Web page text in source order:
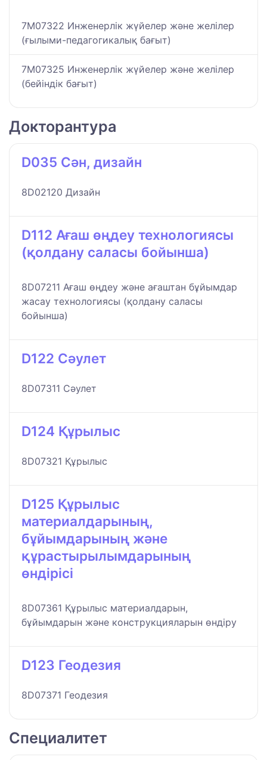
7M07322 Инженерлік жүйелер және желілер
(ғылыми-педагогикалық бағыт)
7M07325 Инженерлік жүйелер және желілер
(бейіндік бағыт)
Докторантура
D035 Сән, дизайн
8D02120 Дизайн
D112 Ағаш өңдеу технологиясы
(қолдану саласы бойынша)
8D07211 Ағаш өңдеу және ағаштан бұйымдар
жасау технологиясы (қолдану саласы
бойынша)
D122 Сәулет
8D07311 Сәулет
D124 Құрылыс
8D07321 Құрылыс
D125 Құрылыс
материалдарының,
бұйымдарының және
құрастырылымдарының
өндірісі
8D07361 Құрылыс материалдарын,
бұйымдарын және конструкцияларын өндіру
D123 Геодезия
8D07371 Геодезия
Специалитет